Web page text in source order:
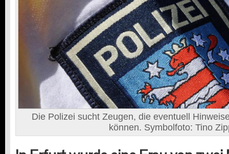
Die Polizei sucht Zeugen, die eventuell
können. Symbolfoto: Tino